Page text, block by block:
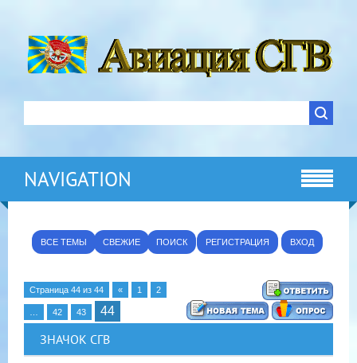
NAVIGATION
ВСЕ ТЕМЫ СВЕЖИЕ ПОИСК РЕГИСТРАЦИЯ ВХОД
Страница 44 из 44 « 1 2
42 43 44
ЗНАЧОК СГВ